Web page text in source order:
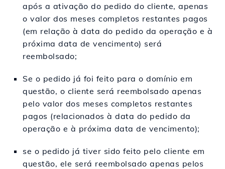
após a ativação do pedido do cliente, apenas
o valor dos meses completos restantes pagos
(em relação à data do pedido da operação e à
próxima data de vencimento) será
reembolsado;
Se o pedido já foi feito para o domínio em
questão, o cliente será reembolsado apenas
pelo valor dos meses completos restantes
pagos (relacionados à data do pedido da
operação e à próxima data de vencimento);
se o pedido já tiver sido feito pelo cliente em
questão, ele será reembolsado apenas pelos